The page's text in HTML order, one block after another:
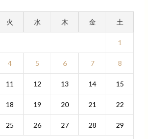
火 水 木 金 土
1
4 5 6 7 8
11 12 13 14 15
18 19 20 21 22
25 26 27 28 29